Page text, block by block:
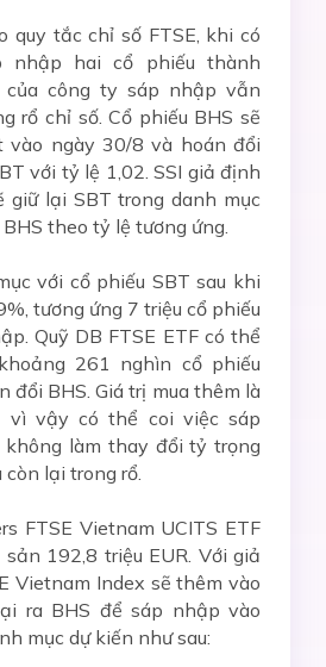
quy tắc chỉ số FTSE, khi có
nhập hai cổ phiếu thành
của công ty sáp nhập vẫn
rổ chỉ số. Cổ phiếu BHS sẽ
vào ngày 30/8 và hoán đổi
với tỷ lệ 1,02. SSI giả định
giữ lại SBT trong danh mục
theo tỷ lệ tương ứng.
với cổ phiếu SBT sau khi
tương ứng 7 triệu cổ phiếu
Quỹ DB FTSE ETF có thể
261 nghìn cổ phiếu
đổi BHS. Giá trị mua thêm là
vì vậy có thể coi việc sáp
không làm thay đổi tỷ trọng
còn lại trong rổ.
FTSE Vietnam UCITS ETF
192,8 triệu EUR. Với giả
Vietnam Index sẽ thêm vào
ra BHS để sáp nhập vào
mục dự kiến như sau: